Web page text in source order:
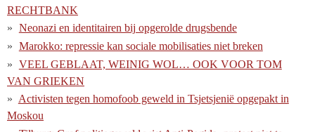
RECHTBANK
Neonazi en identitairen bij opgerolde drugsbende
Marokko: repressie kan sociale mobilisaties niet breken
VEEL GEBLAAT, WEINIG WOL… OOK VOOR TOM
VAN GRIEKEN
Activisten tegen homofoob geweld in Tsjetsjenië opgepakt in
Moskou